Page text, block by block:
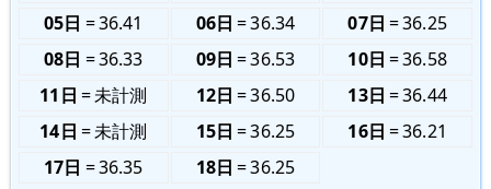
05日
36.41 06日 36.34 07日
36.25
08日
36.33 09日 36.53 10日
36.58
11日
未計測 12日 36.50 13日
36.44
14日
未計測 15日 36.25 16日
36.21
17日
36.35 18日 36.25